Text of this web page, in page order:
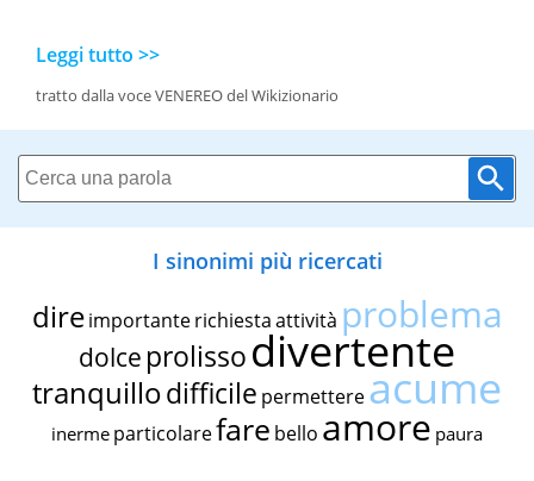
Leggi tutto >>
tratto dalla voce VENEREO del Wikizionario
I sinonimi più ricercati
dire importante richiestaattività problema
dolce prolissodivertente
tranquillodifficile permettereacume
inerme particolarefare bello amore paura